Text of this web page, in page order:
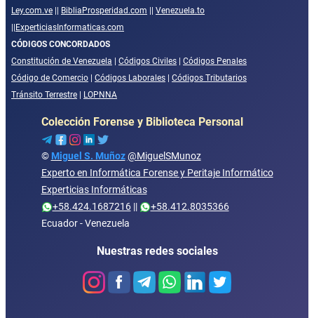
Ley.com.ve
BibliaProsperidad.com
Venezuela.to
ExperticiasInformaticas.com
CÓDIGOS CONCORDADOS
Constitución de Venezuela
Códigos Civiles
Códigos Penales
Código de Comercio
Códigos Laborales
Códigos Tributarios
Tránsito Terrestre
LOPNNA
Colección Forense y Biblioteca Personal
© Miguel S. Muñoz @MiguelSMunoz
Experto en Informática Forense y Peritaje Informático
Experticias Informáticas
+58.424.1687216||
+58.412.8035366
Ecuador - Venezuela
Nuestras redes sociales